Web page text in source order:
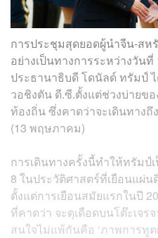
การประชุมสุดยอดผู้นำจีน-สห
อย่างเป็นทางการระหว่างวัน
ประธานาธิบดี โดนัลด์ ทรัมป์
วอชิงตัน ดี.ซี.ตั้งแต่ช่วงบ่ายข
ท้องถิ่น ซึ่งคาดว่าจะเดินทาง
(13 พฤษภาคม)
การเดินทางครั้งนี้ทำให้ทรัม
8 ในประวัติศาสตร์ที่เยือนแผ่
ตั้งแต่การเยือนสมัยแรกในปี
ที่คาดว่า จะดุเดือดบนโต๊ะเจ
สนใจไม่แพ้กันคือ ‘ภาพการทู